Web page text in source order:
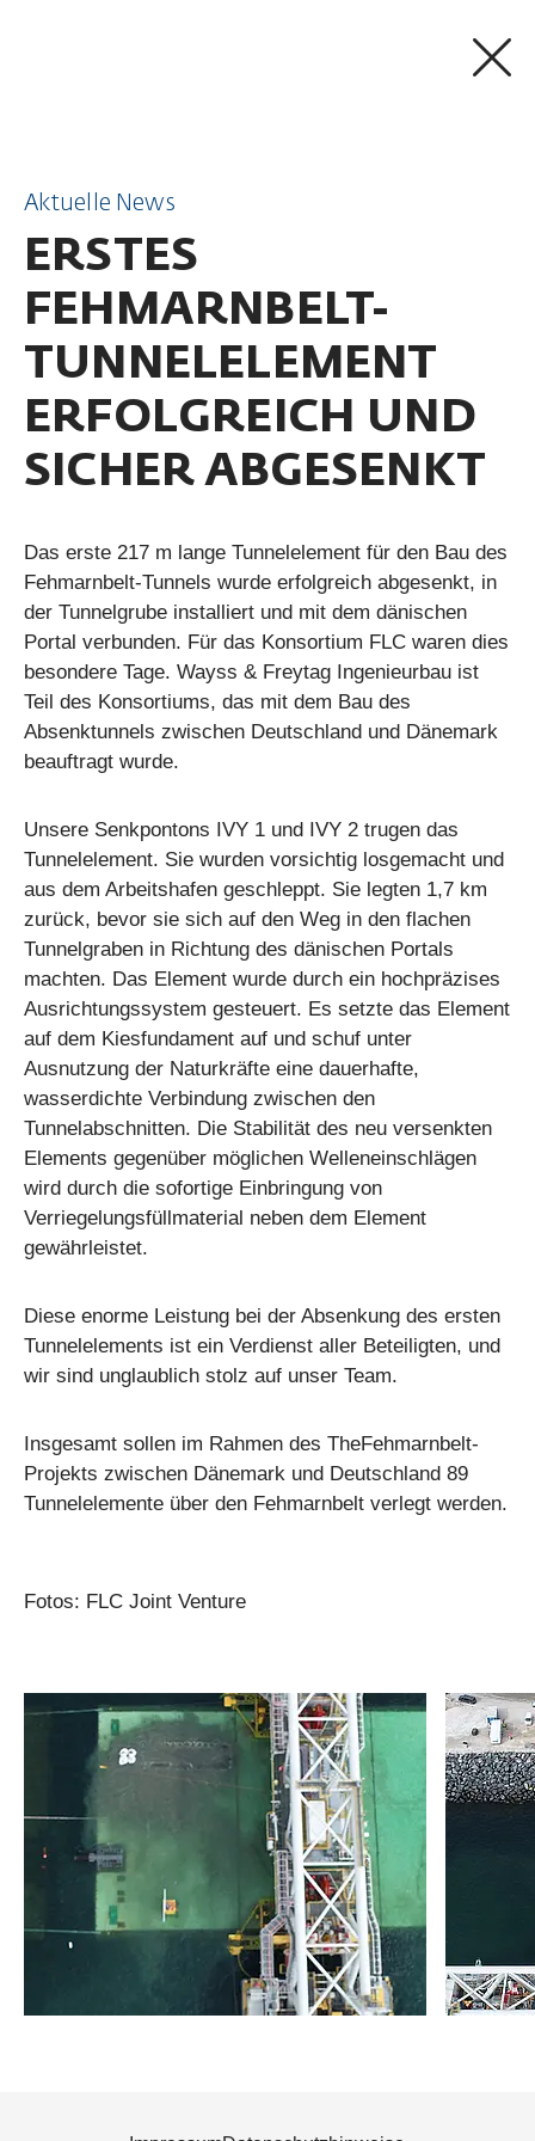
Aktuelle News
ERSTES
FEHMARNBELT-
TUNNELELEMENT
ERFOLGREICH UND
SICHER ABGESENKT
Das erste 217 m lange Tunnelelement für den Bau des
Fehmarnbelt-Tunnels wurde erfolgreich abgesenkt, in
der Tunnelgrube installiert und mit dem dänischen
Portal verbunden. Für das Konsortium FLC waren dies
besondere Tage. Wayss & Freytag Ingenieurbau ist
Teil des Konsortiums, das mit dem Bau des
Absenktunnels zwischen Deutschland und Dänemark
beauftragt wurde.
Unsere Senkpontons IVY 1 und IVY 2 trugen das
Tunnelelement. Sie wurden vorsichtig losgemacht und
aus dem Arbeitshafen geschleppt. Sie legten 1,7 km
zurück, bevor sie sich auf den Weg in den flachen
Tunnelgraben in Richtung des dänischen Portals
machten. Das Element wurde durch ein hochpräzises
Ausrichtungssystem gesteuert. Es setzte das Element
auf dem Kiesfundament auf und schuf unter
Ausnutzung der Naturkräfte eine dauerhafte,
wasserdichte Verbindung zwischen den
Tunnelabschnitten. Die Stabilität des neu versenkten
Elements gegenüber möglichen Welleneinschlägen
wird durch die sofortige Einbringung von
Verriegelungsfüllmaterial neben dem Element
gewährleistet.
Diese enorme Leistung bei der Absenkung des ersten
Tunnelelements ist ein Verdienst aller Beteiligten, und
wir sind unglaublich stolz auf unser Team.
Insgesamt sollen im Rahmen des TheFehmarnbelt-
Projekts zwischen Dänemark und Deutschland 89
Tunnelelemente über den Fehmarnbelt verlegt werden.
Fotos: FLC Joint Venture